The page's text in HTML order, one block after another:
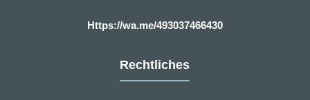
Https://wa.me/493037466430
Rechtliches